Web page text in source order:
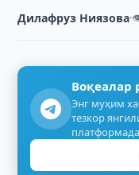
Дилафруз Ниязова·
Воқеалар
Энг муҳим
тезкор